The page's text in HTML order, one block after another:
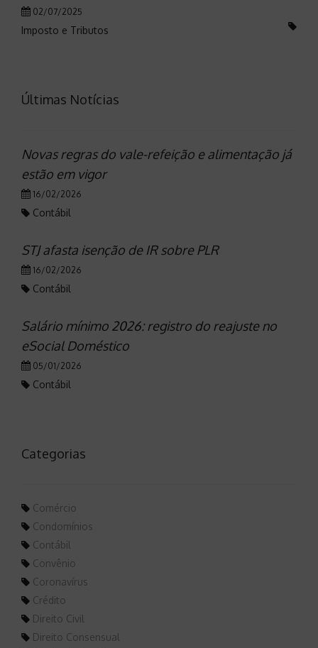
02/07/2025
Imposto e Tributos
Últimas Notícias
Novas regras do vale-refeição e alimentação já
estão em vigor
16/02/2026
Contábil
STJ afasta isenção de IR sobre PLR
16/02/2026
Contábil
Salário mínimo 2026: registro do reajuste no
eSocial Doméstico
05/01/2026
Contábil
Categorias
Comércio
Condomínios
Contábil
Convênio
Coronavírus
Crédito
Direito Civil
Direito Consensual